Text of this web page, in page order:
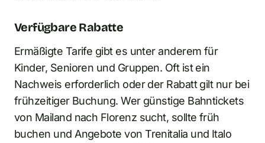
Verfügbare Rabatte
Ermäßigte Tarife gibt es unter anderem für
Kinder, Senioren und Gruppen. Oft ist ein
Nachweis erforderlich oder der Rabatt gilt nur bei
frühzeitiger Buchung. Wer günstige Bahntickets
von Mailand nach Florenz sucht, sollte früh
buchen und Angebote von Trenitalia und Italo